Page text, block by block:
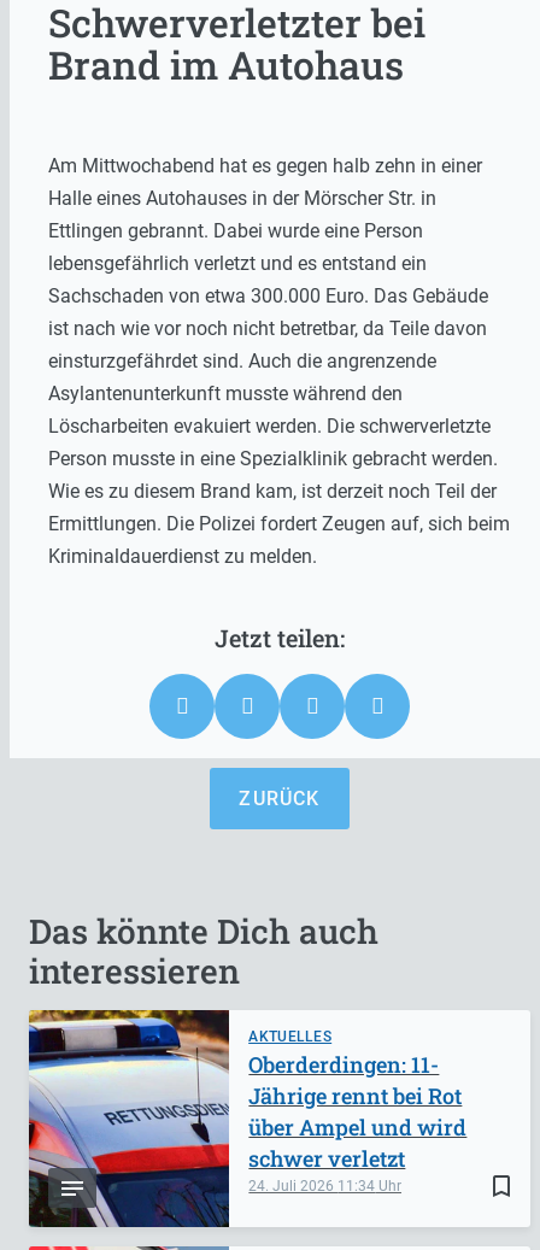
Schwerverletzter bei
Brand im Autohaus
Am Mittwochabend hat es gegen halb zehn in einer
Halle eines Autohauses in der Mörscher Str. in
Ettlingen gebrannt. Dabei wurde eine Person
lebensgefährlich verletzt und es entstand ein
Sachschaden von etwa 300.000 Euro. Das Gebäude
ist nach wie vor noch nicht betretbar, da Teile davon
einsturzgefährdet sind. Auch die angrenzende
Asylantenunterkunft musste während den
Löscharbeiten evakuiert werden. Die schwerverletzte
Person musste in eine Spezialklinik gebracht werden.
Wie es zu diesem Brand kam, ist derzeit noch Teil der
Ermittlungen. Die Polizei fordert Zeugen auf, sich beim
Kriminaldauerdienst zu melden.
ZURÜCK
Das könnte Dich auch
interessieren
AKTUELLES
bookmark_border
24. Juli 2026 11:34
Oberderdingen: 11-
Jährige rennt bei Rot
über Ampel und wird
schwer verletzt